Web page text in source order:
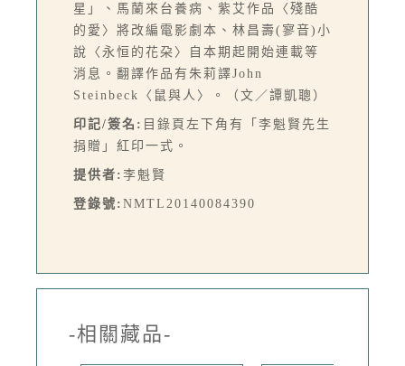
星」、馬蘭來台養病、紫艾作品〈殘酷
的愛〉將改編電影劇本、林昌壽(寥音)小
說〈永恒的花朶〉自本期起開始連載等
消息。翻譯作品有朱莉譯John
Steinbeck〈鼠與人〉。（文／譚凱聰）
印記/簽名: 目錄頁左下角有「李魁賢先生
捐贈」紅印一式。
提供者: 李魁賢
登錄號: NMTL20140084390
-相關藏品-